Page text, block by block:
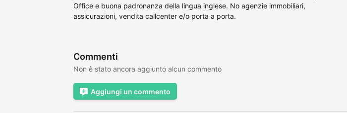
Office e buona padronanza della lingua inglese. No agenzie immobiliari,
assicurazioni, vendita callcenter e/o porta a porta.
Commenti
Non è stato ancora aggiunto alcun commento
Aggiungi un commento